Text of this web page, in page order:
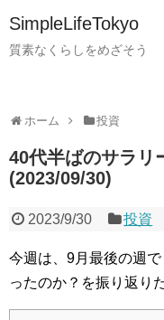
SimpleLifeTokyo
質素なくらしをめざそう
ホーム 投資
40代半ばのサラリ
(2023/09/30)
2023/9/30 投資
今週は、9月最後の週
ったのか？を振り返り